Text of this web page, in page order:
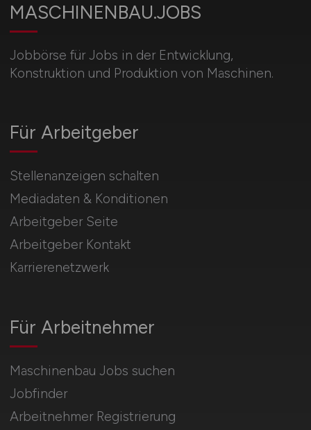
MASCHINENBAU.JOBS
Jobbörse für Jobs in der Entwicklung,
Konstruktion und Produktion von Maschinen.
Für Arbeitnehmer
Maschinenbau Jobs suchen
Jobfinder
Arbeitnehmer Registrierung
Für Arbeitgeber
Stellenanzeigen schalten
Mediadaten & Konditionen
Arbeitgeber Seite
Arbeitgeber Kontakt
Karrierenetzwerk